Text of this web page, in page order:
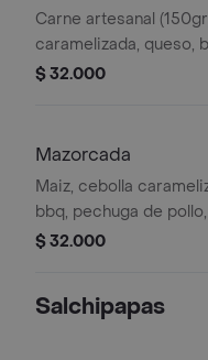
Carne artesanal
caramelizada, queso,
tomate, salsa crema
$ 32.000
Mazorcada
Maiz, cebolla
bbq, pechuga de
premium, huevos de
$ 32.000
Salchipapas